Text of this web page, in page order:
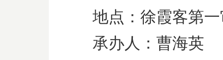
地点：徐霞客第
承办人：曹海英